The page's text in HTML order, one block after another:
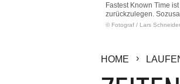
Fastest Known Time
zurückzulegen.
© Fotograf / Lars Schneider
HOME